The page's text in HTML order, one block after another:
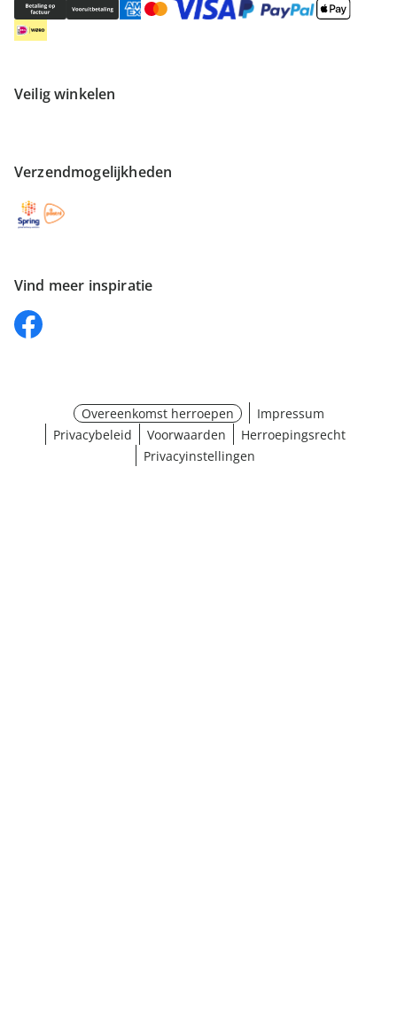
Veilig winkelen
Verzendmogelijkheden
Vind meer inspiratie
Overeenkomst herroepen
Impressum
Privacybeleid
Voorwaarden
Herroepingsrecht
Privacyinstellingen